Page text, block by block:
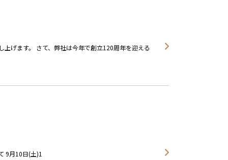
げます。 さて、弊社は今年で創立120周年を迎える
9月10日(土)1